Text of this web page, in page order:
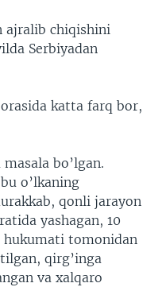
ajralib chiqishini
Serbiyadan
katta farq bor,
bo’lgan.
o’lkaning
qonli jarayon
yashagan, 10
hukumati tomonidan
qirg’inga
va xalqaro